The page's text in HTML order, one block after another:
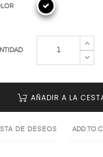
AÑADIR A LA
DE DESEOS ADD TO